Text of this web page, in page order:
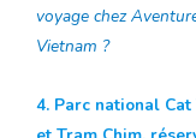
voyage chez
Vietnam ?
4. Parc national Cat